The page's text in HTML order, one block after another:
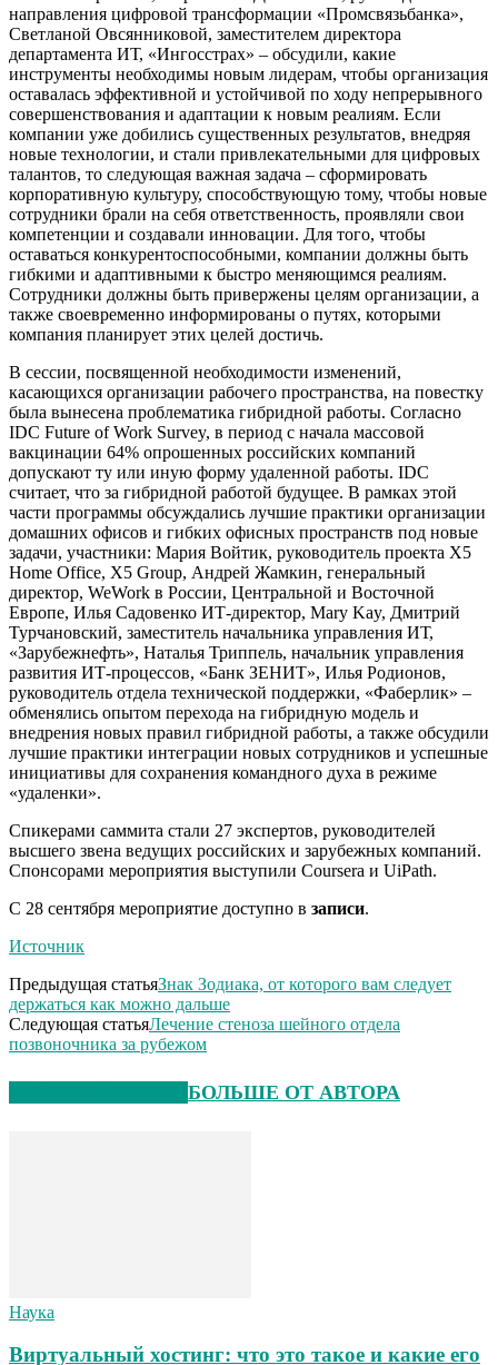
направления цифровой трансформации «Промсвязьбанка»,
Светланой Овсянниковой, заместителем директора
департамента ИТ, «Ингосстрах» – обсудили, какие
инструменты необходимы новым лидерам, чтобы организация
оставалась эффективной и устойчивой по ходу непрерывного
совершенствования и адаптации к новым реалиям. Если
компании уже добились существенных результатов, внедряя
новые технологии, и стали привлекательными для цифровых
талантов, то следующая важная задача – сформировать
корпоративную культуру, способствующую тому, чтобы новые
сотрудники брали на себя ответственность, проявляли свои
компетенции и создавали инновации. Для того, чтобы
оставаться конкурентоспособными, компании должны быть
гибкими и адаптивными к быстро меняющимся реалиям.
Сотрудники должны быть привержены целям организации, а
также своевременно информированы о путях, которыми
компания планирует этих целей достичь.
В сессии, посвященной необходимости изменений,
касающихся организации рабочего пространства, на повестку
была вынесена проблематика гибридной работы. Согласно
IDC Future of Work Survey, в период с начала массовой
вакцинации 64% опрошенных российских компаний
допускают ту или иную форму удаленной работы. IDC
считает, что за гибридной работой будущее. В рамках этой
части программы обсуждались лучшие практики организации
домашних офисов и гибких офисных пространств под новые
задачи, участники: Мария Войтик, руководитель проекта X5
Home Office, Х5 Group, Андрей Жамкин, генеральный
директор, WeWork в России, Центральной и Восточной
Европе, Илья Садовенко ИТ-директор, Mary Kay, Дмитрий
Турчановский, заместитель начальника управления ИТ,
«Зарубежнефть», Наталья Триппель, начальник управления
развития ИТ-процессов, «Банк ЗЕНИТ», Илья Родионов,
руководитель отдела технической поддержки, «Фаберлик» –
обменялись опытом перехода на гибридную модель и
внедрения новых правил гибридной работы, а также обсудили
лучшие практики интеграции новых сотрудников и успешные
инициативы для сохранения командного духа в режиме
«удаленки».
Спикерами cаммита стали 27 экспертов, руководителей
высшего звена ведущих российских и зарубежных компаний.
Спонсорами мероприятия выступили Coursera и UiPath.
C 28 сентября мероприятие доступно в записи.
Источник
Предыдущая статьяЗнак Зодиака, от которого вам следует
держаться как можно дальше
Следующая статьяЛечение стеноза шейного отдела
позвоночника за рубежом
БОЛЬШЕ ОТ АВТОРА
Наука
Виртуальный хостинг: что это такое и какие его